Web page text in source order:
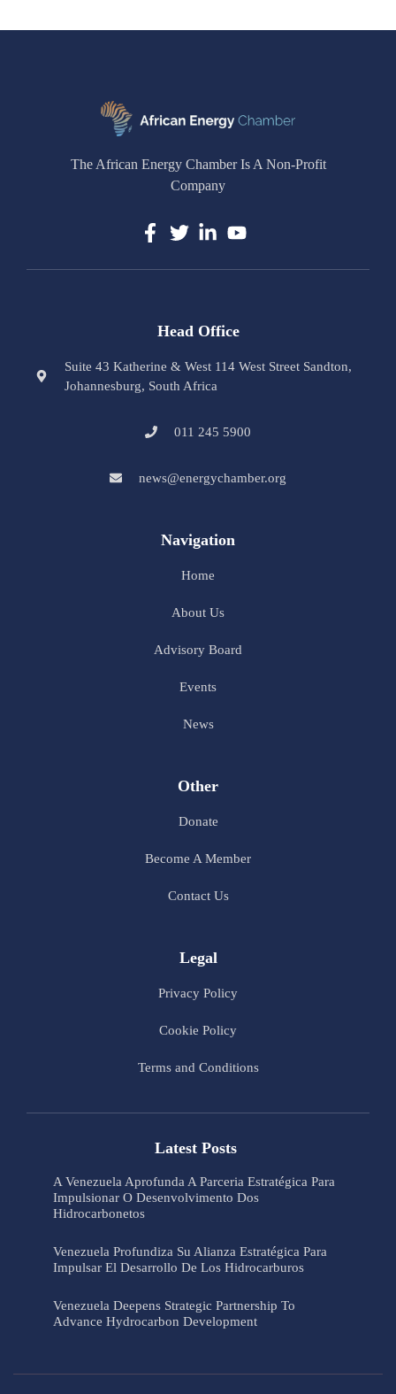
The African Energy Chamber Is A Non-Profit
Company
Head Office
Suite 43 Katherine & West 114 West Street Sandton,
Johannesburg, South Africa
011 245 5900
news@energychamber.org
Navigation
Home
About Us
Advisory Board
Events
News
Other
Donate
Become A Member
Contact Us
Legal
Privacy Policy
Cookie Policy
Terms and Conditions
Latest Posts
A Venezuela Aprofunda A Parceria Estratégica Para
Impulsionar O Desenvolvimento Dos
Hidrocarbonetos
Venezuela Profundiza Su Alianza Estratégica Para
Impulsar El Desarrollo De Los Hidrocarburos
Venezuela Deepens Strategic Partnership To
Advance Hydrocarbon Development